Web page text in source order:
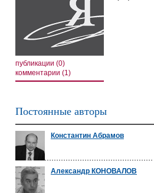
публикации (0)
комментарии (1)
Постоянные авторы
Константин Абрамов
Александр КОНОВАЛОВ